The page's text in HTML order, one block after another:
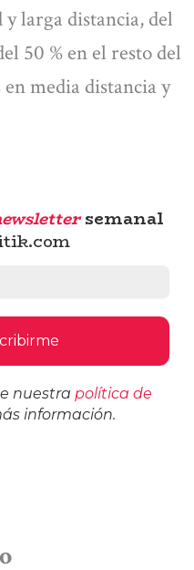
y larga distancia, del
50 % en el resto del
en media distancia y
semanal
nuestra política de
información.